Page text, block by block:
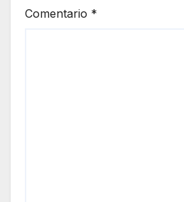
Comentario *